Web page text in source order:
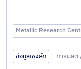
Metallic Research
ข้อมูลเชิงลึก การผลิต